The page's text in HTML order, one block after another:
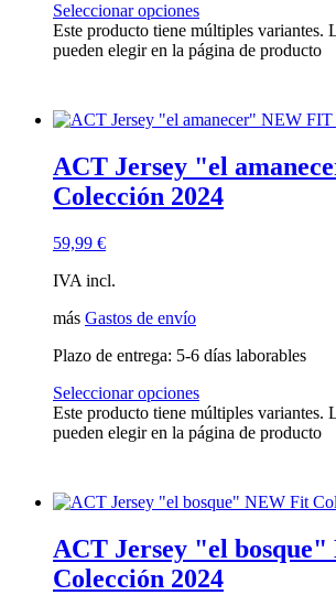
Seleccionar opciones
Este producto tiene múltiples variantes.
pueden elegir en la página de producto
ACT Jersey "el
Colección 2024
59,99 €
IVA incl.
más Gastos de envío
Plazo de entrega: 5-6 días laborables
Seleccionar opciones
Este producto tiene múltiples variantes.
pueden elegir en la página de producto
ACT Jersey "el
Colección 2024